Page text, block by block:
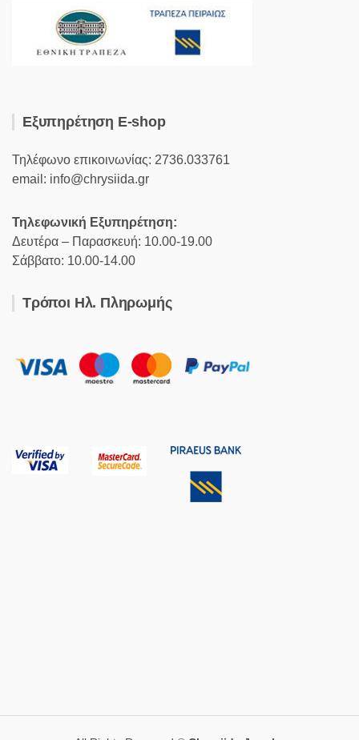
Εξυπηρέτηση E-shop
Τηλέφωνο επικοινωνίας: 2736.033761
email: info@chrysiida.gr
Τηλεφωνική Εξυπηρέτηση:
Δευτέρα – Παρασκευή: 10.00-19.00
Σάββατο: 10.00-14.00
Τρόποι Ηλ. Πληρωμής